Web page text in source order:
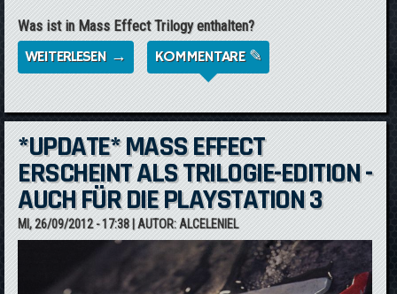
Was ist in Mass Effect Trilogy enthalten?
WEITERLESEN → ÜBER BIOWARE VERÖFFENTLICHT FAQ ZUR
MASS EFFECT TRILOGY
KOMMENTARE ✎
*UPDATE* MASS EFFECT
ERSCHEINT ALS TRILOGIE-EDITION -
AUCH FÜR DIE PLAYSTATION 3
MI, 26/09/2012 - 17:38| AUTOR:ALCELENIEL